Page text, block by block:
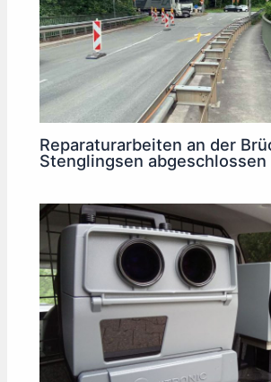
Reparaturarbeiten an der
Stenglingsen abgeschlossen